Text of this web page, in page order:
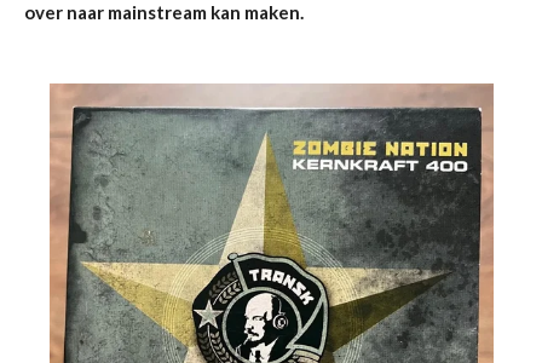
over naar mainstream kan maken.